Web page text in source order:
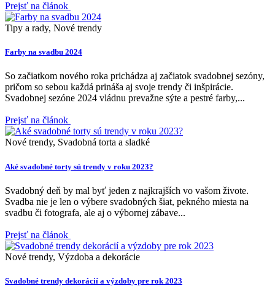
Prejsť na článok
Tipy a rady, Nové trendy
Farby na svadbu 2024
So začiatkom nového roka prichádza aj začiatok svadobnej sezóny,
pričom so sebou každá prináša aj svoje trendy či inšpirácie.
Svadobnej sezóne 2024 vládnu prevažne sýte a pestré farby,...
Prejsť na článok
Nové trendy, Svadobná torta a sladké
Aké svadobné torty sú trendy v roku 2023?
Svadobný deň by mal byť jeden z najkrajších vo vašom živote.
Svadba nie je len o výbere svadobných šiat, pekného miesta na
svadbu či fotografa, ale aj o výbornej zábave...
Prejsť na článok
Nové trendy, Výzdoba a dekorácie
Svadobné trendy dekorácií a výzdoby pre rok 2023